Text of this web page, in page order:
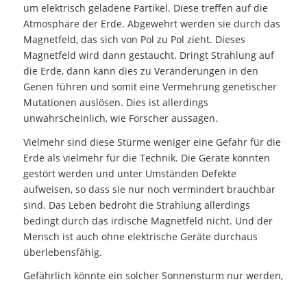
um elektrisch geladene Partikel. Diese treffen auf die
Atmosphäre der Erde. Abgewehrt werden sie durch das
Magnetfeld, das sich von Pol zu Pol zieht. Dieses
Magnetfeld wird dann gestaucht. Dringt Strahlung auf
die Erde, dann kann dies zu Veränderungen in den
Genen führen und somit eine Vermehrung genetischer
Mutationen auslösen. Dies ist allerdings
unwahrscheinlich, wie Forscher aussagen.
Vielmehr sind diese Stürme weniger eine Gefahr für die
Erde als vielmehr für die Technik. Die Geräte könnten
gestört werden und unter Umständen Defekte
aufweisen, so dass sie nur noch vermindert brauchbar
sind. Das Leben bedroht die Strahlung allerdings
bedingt durch das irdische Magnetfeld nicht. Und der
Mensch ist auch ohne elektrische Geräte durchaus
überlebensfähig.
Gefährlich könnte ein solcher Sonnensturm nur werden,